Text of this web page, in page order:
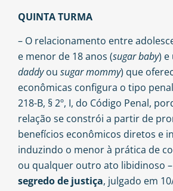
QUINTA TURMA
– O relacionamento entre
e menor de 18 anos (sugar baby) e
daddyou sugar mommy) que
econômicas configura o tipo
218-B, § 2º, I, do Código Penal,
relação se constrói a partir de
benefícios econômicos diretos e
induzindo o menor à prática de
ou qualquer outro ato libidinoso –
segredo de justiça, julgado em